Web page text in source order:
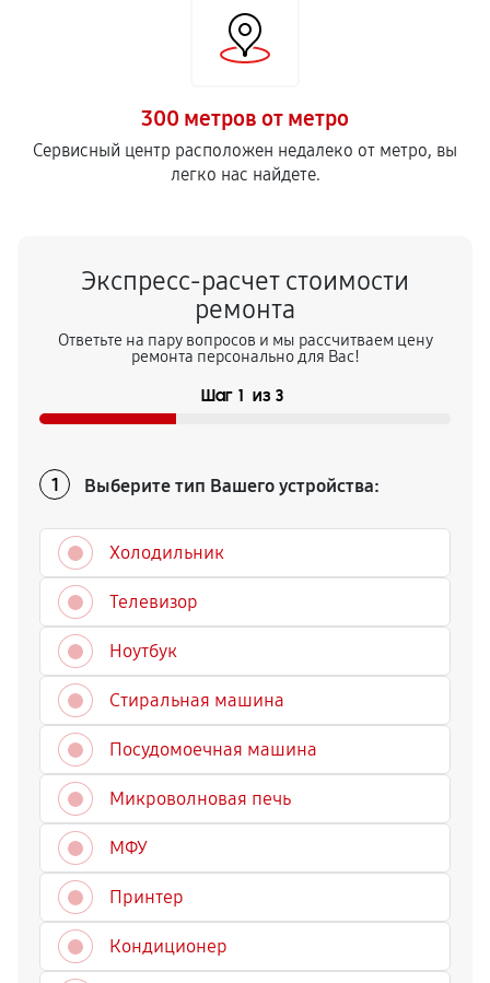
300 метров от метро
Сервисный центр расположен недалеко от метро, вы
легко нас найдете.
Экспресс-расчет стоимости
ремонта
Ответьте на пару вопросов и мы рассчитваем цену
ремонта персонально для Вас!
Шаг 1 из 3
1 Выберите тип Вашего устройства:
Холодильник
Телевизор
Ноутбук
Стиральная машина
Посудомоечная машина
Микроволновая печь
МФУ
Принтер
Кондиционер